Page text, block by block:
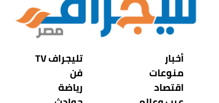
أخبار
منوعات
اقتصاد
تليجراف TV
فن
رياضة